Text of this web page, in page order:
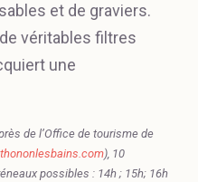
et de graviers.
véritables filtres
une
de l’Office de tourisme de
), 10
possibles : 14h ; 15h; 16h